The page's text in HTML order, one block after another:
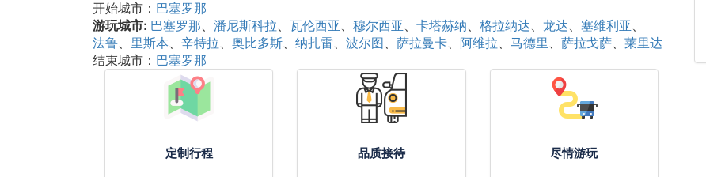
开始城市： 巴塞罗那
游玩城市: 巴塞罗那 潘尼斯科拉 瓦伦西亚 穆尔西亚 卡塔赫纳 格拉纳达 龙达
塞维利亚
法鲁
里斯本 辛特拉 奥比多斯 纳扎雷 波尔图 萨拉曼卡 阿维拉 马德里 萨拉戈萨
莱里达
结束城市： 巴塞罗那
定制行程 品质接待 尽情游玩